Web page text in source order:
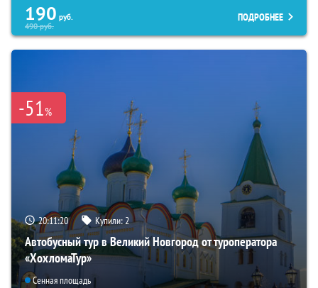
190 руб.
490руб.
ПОДРОБНЕЕ
-51%
20:11:19 Купили:2
Автобусный тур в Великий Новгород от туроператора
«ХохломаТур»
Сенная площадь